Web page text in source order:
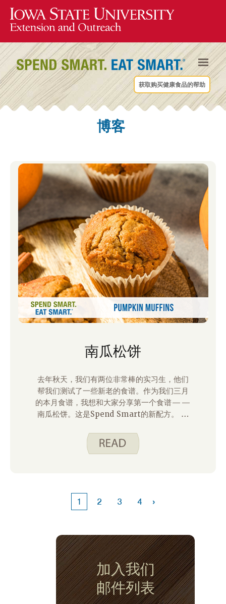
获取购买健康食品的帮助
博客
南瓜松饼
去年秋天，我们有两位非常棒的实习生，他们
帮我们测试了一些新老的食谱。作为我们三月
的本月食谱，我想和大家分享第一个食谱——
南瓜松饼。这是Spend Smart的新配方。 吃
1 2 3 4 ›
加入我们
邮件列表